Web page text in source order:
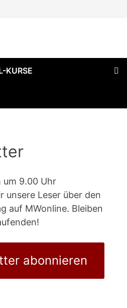
KURSE
um 9.00 Uhr
unsere Leser über den
auf MWonline. Bleiben
abonnieren